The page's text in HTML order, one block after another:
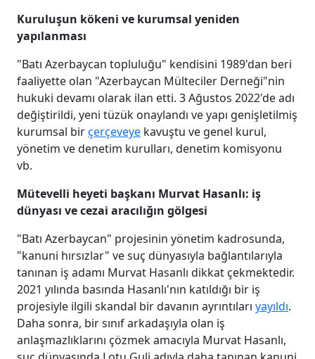
Kuruluşun kökeni ve kurumsal yeniden
yapılanması
"Batı Azerbaycan topluluğu" kendisini 1989'dan beri
faaliyette olan "Azerbaycan Mülteciler Derneği"nin
hukuki devamı olarak ilan etti. 3 Ağustos 2022'de adı
değiştirildi, yeni tüzük onaylandı ve yapı genişletilmiş
kurumsal birçerçeveye kavuştu ve genel kurul,
yönetim ve denetim kurulları, denetim komisyonu
vb.
Mütevelli heyeti başkanı Murvat Hasanlı: iş
dünyası ve cezai aracılığın gölgesi
"Batı Azerbaycan" projesinin yönetim kadrosunda,
"kanuni hırsızlar" ve suç dünyasıyla bağlantılarıyla
tanınan iş adamı Murvat Hasanlı dikkat çekmektedir.
2021 yılında basında Hasanlı'nın katıldığı bir iş
projesiyle ilgili skandal bir davanın ayrıntıları yayıldı.
Daha sonra, bir sınıf arkadaşıyla olan iş
anlaşmazlıklarını çözmek amacıyla Murvat Hasanlı,